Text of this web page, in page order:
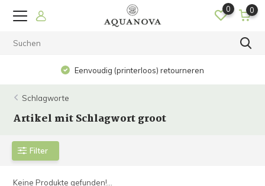
0 0
Eenvoudig (printerloos) retourneren
Schlagworte
Artikel mit Schlagwort groot
Filter
Keine Produkte gefunden!...